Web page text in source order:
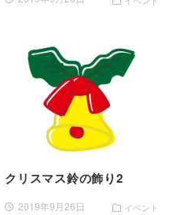
クリスマス鈴の飾り2
2019年9月26日 イベント